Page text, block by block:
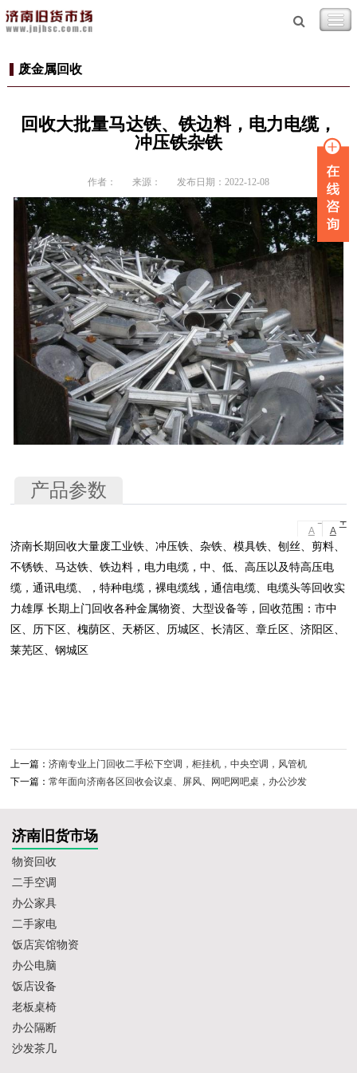
废金属回收
回收大批量马达铁、铁边料，电力电缆，
冲压铁杂铁
作者： 来源： 发布日期：2022-12-08
产品参数
A A
+
济南长期回收大量废工业铁、冲压铁、杂铁、模具铁、刨丝、剪料、
不锈铁、马达铁、铁边料，电力电缆，中、低、高压以及特高压电
缆，通讯电缆、，特种电缆，裸电缆线，通信电缆、电缆头等回收实
力雄厚 长期上门回收各种金属物资、大型设备等，回收范围：市中
区、历下区、槐荫区、天桥区、历城区、长清区、章丘区、济阳区、
莱芜区、钢城区
上一篇：济南专业上门回收二手松下空调，柜挂机，中央空调，风管机
下一篇：常年面向济南各区回收会议桌、屏风、网吧网吧桌，办公沙发
济南旧货市场
物资回收
二手空调
办公家具
二手家电
饭店宾馆物资
办公电脑
饭店设备
老板桌椅
办公隔断
沙发茶几